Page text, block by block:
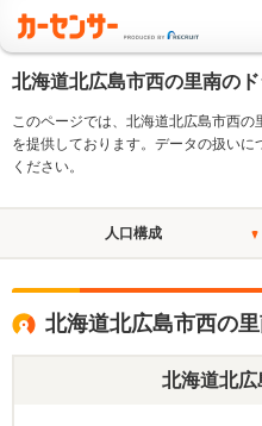
北海道北広島市西の里南の
このページでは、北海道北広島市西
を提供しております。データの扱い
ください。
人口構成
北海道北広島市西の
北海道北